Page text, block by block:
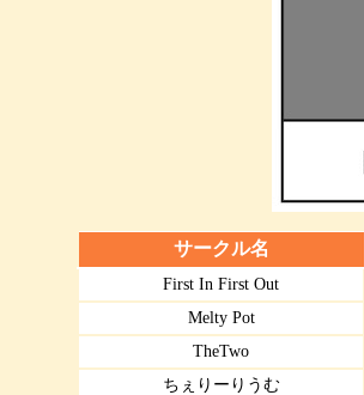
サークル名
First In First Out
Melty Pot
TheTwo
ちぇりーりうむ